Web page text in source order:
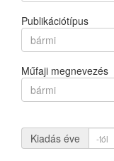
Publikációtípus
bármi
Műfaji megnevezés
bármi
Kiadás éve